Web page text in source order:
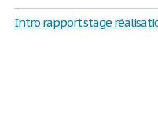
Intro rapport stage